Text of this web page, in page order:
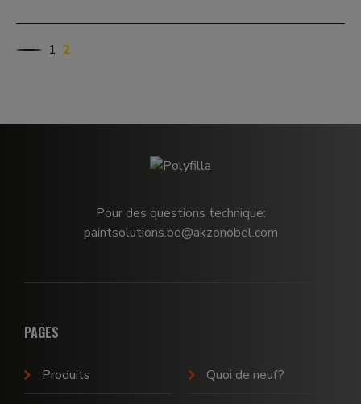
1 2
Pour des questions technique:
paintsolutions.be@akzonobel.com
PAGES
Produits Quoi de neuf?